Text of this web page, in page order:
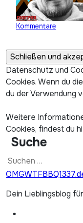
Kommentare
Datenschutz und
Cookies. Wenn du
du der Verwendung
Weitere
Cookies, findest du
Suche
Suchen
nach:
Dein Lieblingsblog